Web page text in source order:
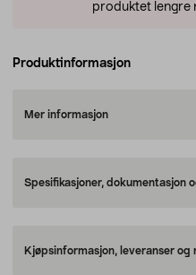
produktet lengre
Produktinformasjon
Mer informasjon
Spesifikasjoner, dokumentasjon
Kjøpsinformasjon, leveranser og